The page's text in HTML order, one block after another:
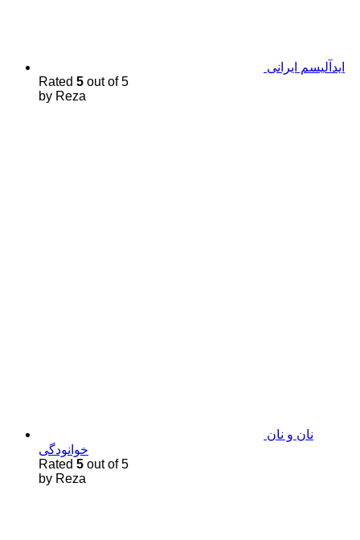
اید‌آلیسم ایرانی
Rated 5 out of 5
by Reza
نان و نان
خوانودگی
Rated 5 out of 5
by Reza